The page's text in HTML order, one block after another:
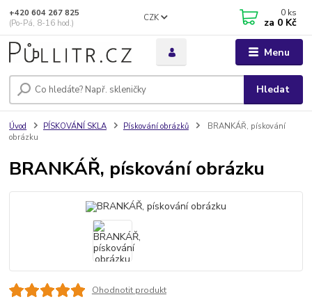
Menu
CZK
Hledat
+420 604 267 825
(Po-Pá, 8-16 hod.)
0 ks
za 0 Kč
Úvod PÍSKOVÁNÍ SKLA Pískování obrázků
BRANKÁŘ, pískování
obrázku
BRANKÁŘ, pískování obrázku
Ohodnotit produkt